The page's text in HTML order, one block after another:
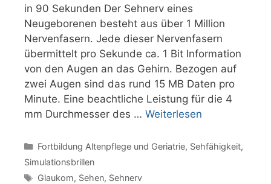
in 90 Sekunden Der Sehnerv eines
Neugeborenen besteht aus über 1 Million
Nervenfasern. Jede dieser Nervenfasern
übermittelt pro Sekunde ca. 1 Bit Information
von den Augen an das Gehirn. Bezogen auf
zwei Augen sind das rund 15 MB Daten pro
Minute. Eine beachtliche Leistung für die 4
mm Durchmesser des … Weiterlesen
Kategorien
Fortbildung Altenpflege und Geriatrie, Sehfähigkeit,
Simulationsbrillen
Schlagwörter
Glaukom, Sehen, Sehnerv